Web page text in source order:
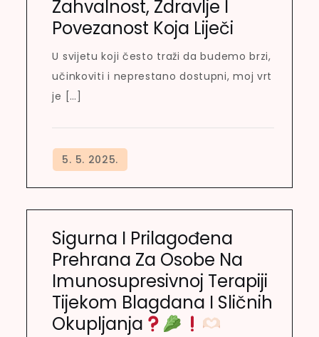
Zahvalnost, Zdravlje I
Povezanost Koja Liječi
U svijetu koji često traži da budemo brzi,
učinkoviti i neprestano dostupni, moj vrt
je […]
Sigurna I Prilagođena
Prehrana Za Osobe Na
Imunosupresivnoj Terapiji
Tijekom Blagdana I Sličnih
Okupljanja